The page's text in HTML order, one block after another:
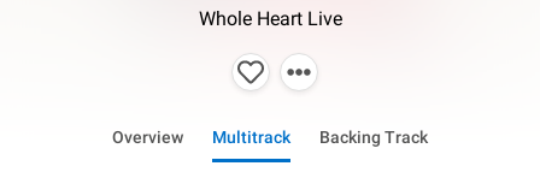
Whole Heart Live
Overview Multitrack Backing Track